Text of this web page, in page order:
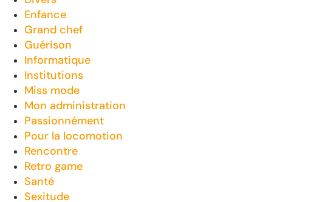
Enfance
Grand chef
Guérison
Informatique
Institutions
Miss mode
Mon administration
Passionnément
Pour la locomotion
Rencontre
Retro game
Santé
Sexitude